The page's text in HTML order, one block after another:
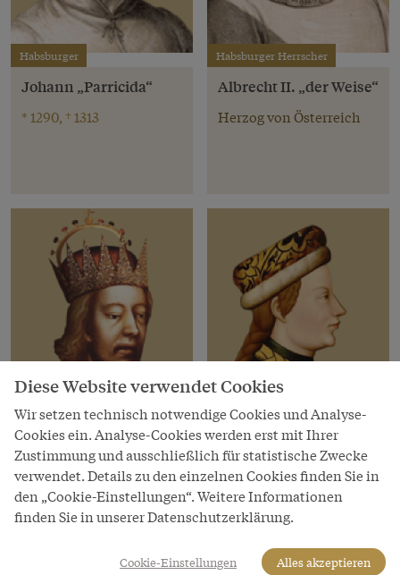
Habsburger
Johann „Parricida“
* 1290, † 1313
Habsburger Herrscher
Albrecht II. „der Weise“
Herzog von Österreich
Habsburger Herrscher
Rudolf IV. „der Stifter“
Herzog von Österreich
1358–1365
Habsburger Herrscher
Albrecht III. „mit dem
Zopf“
Herzog von Österreich
Diese Website verwendet Cookies
Wir setzen technisch notwendige Cookies und Analyse-
Cookies ein. Analyse-Cookies werden erst mit Ihrer
Zustimmung und ausschließlich für statistische Zwecke
verwendet. Details zu den einzelnen Cookies finden Sie in
den „Cookie-Einstellungen“. Weitere Informationen
finden Sie in unserer Datenschutzerklärung.
Cookie-Einstellungen Alles akzeptieren